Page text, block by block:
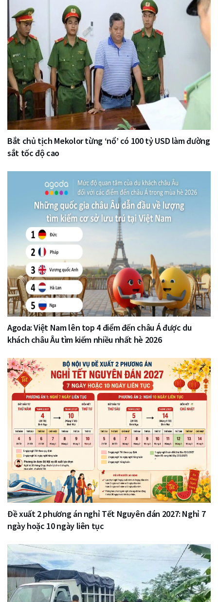
Bắt chủ tịch Mekolor từng ‘nổ’ có 100 tỷ USD làm đường
sắt tốc độ cao
Agoda: Việt Nam lên top 4 điểm đến châu Á được du
khách châu Âu tìm kiếm nhiều nhất hè 2026
Đề xuất 2 phương án nghỉ Tết Nguyên đán 2027: Nghỉ 7
ngày hoặc 10 ngày liên tục